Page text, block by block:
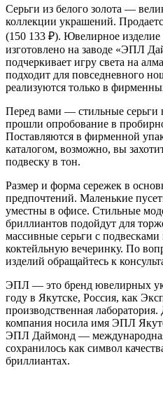
Серьги из белого золота —
коллекции украшений.
(150 133 ₽). Ювелирное
изготовлено на заводе «ЭПЛ
подчеркивает игру света на
подходит для повседневного
реализуются только в
Перед вами — стильные серьги
прошли опробование в
Поставляются в фирменной
каталогом, возможно, вы
подвеску в тон.
Размер и форма сережек в
предпочтений. Маленькие
уместны в офисе. Стильные
бриллиантов подойдут для
массивные серьги с
коктейльную вечеринку. По
изделий обращайтесь к
ЭПЛ — это бренд ювелирных
году в Якутске, Россия, как
производственная
компания носила имя ЭПЛ
ЭПЛ Даймонд —
сохранилось как символ
бриллиантах.